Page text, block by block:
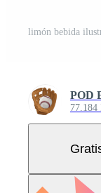
limón bebida
POD
77.184